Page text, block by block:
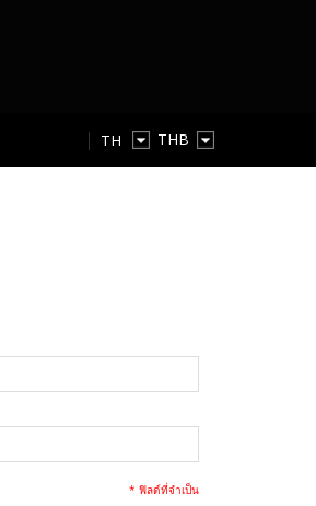
TH
TH
* ฟิลด์ที่จำเป็น